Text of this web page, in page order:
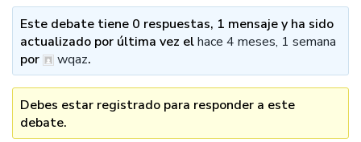
Este debate tiene 0 respuestas, 1 mensaje y ha sido
actualizado por última vez elhace 4 meses, 1 semana
por
wqaz.
Debes estar registrado para responder a este
debate.